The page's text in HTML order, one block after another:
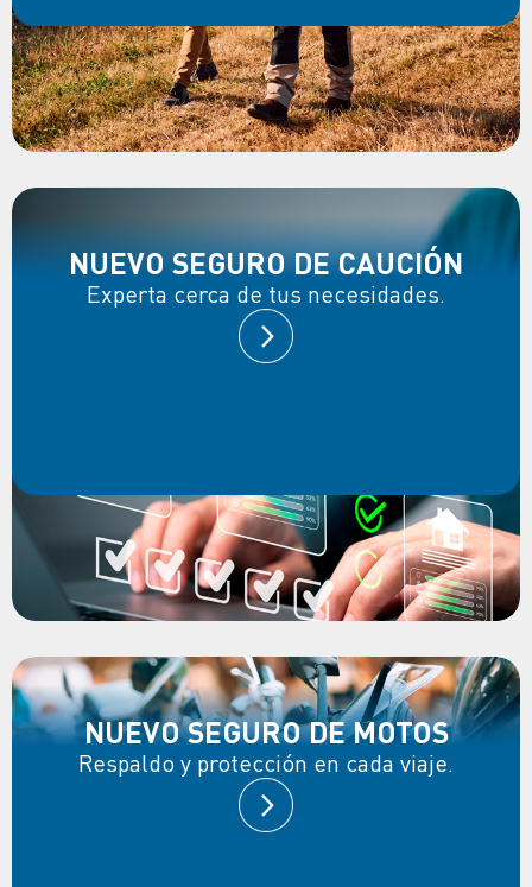
NUEVO SEGURO DE CAUCIÓN
Experta cerca de tus necesidades.
NUEVO SEGURO DE MOTOS
Respaldo y protección en cada viaje.